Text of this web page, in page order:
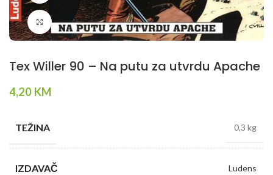
Klikni da povečaš
Tex Willer 90 – Na putu za utvrdu Apache
4,20 KM
TEŽINA 0,3 kg
IZDAVAČ Ludens